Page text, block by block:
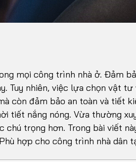
mọi công trình nhà ở. Đảm
Tuy nhiên, việc lựa chọn vật
còn đảm bảo an toàn và tiết
tiết nắng nóng. Vừa thường
trọng hơn. Trong bài viết
hợp cho công trình nhà dân